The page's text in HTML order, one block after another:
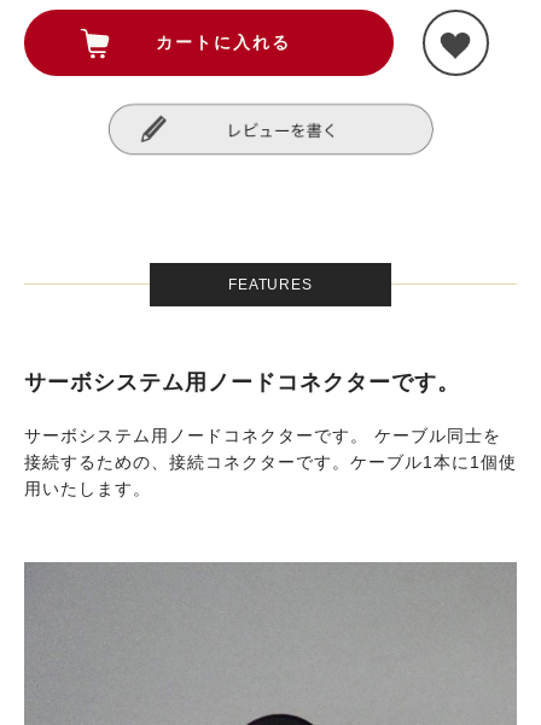
FEATURES
サーボシステム用ノードコネクターです。
サーボシステム用ノードコネクターです。 ケーブル同士を
接続するための、接続コネクターです。ケーブル1本に1個使
用いたします。